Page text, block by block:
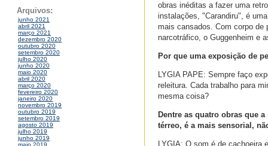
Arquivos:
junho 2021
abril 2021
março 2021
dezembro 2020
outubro 2020
setembro 2020
julho 2020
junho 2020
maio 2020
abril 2020
março 2020
fevereiro 2020
janeiro 2020
novembro 2019
outubro 2019
setembro 2019
agosto 2019
julho 2019
junho 2019
obras inéditas a fazer uma
instalações, "Carandiru", é
mais cansados. Com corpo de
narcotráfico, o Guggenheim e
Por que uma exposição de
LYGIA PAPE: Sempre faço
releitura. Cada trabalho para
mesma coisa?
Dentre as quatro obras que
térreo, é a mais sensorial,
LYGIA: O som é de cachoeira